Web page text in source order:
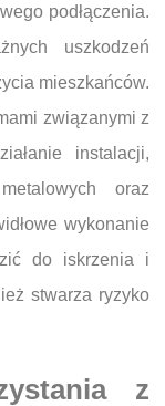
podłączenia.
uszkodzeń
mieszkańców.
związanymi z
instalacji,
oraz
wykonanie
do iskrzenia i
stwarza ryzyko
z